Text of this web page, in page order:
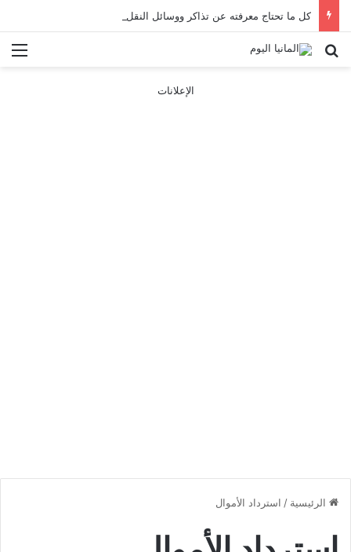
كل ما تحتاج معرفته عن تذاكر ووسائل النقل في باريس 2025
بحث عن
الإعلانات
الرئيسية / استرداد الأموال